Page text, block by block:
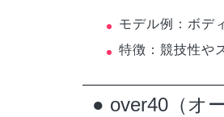
モデル例：ボデ
特徴：競技性や
● over40（オ